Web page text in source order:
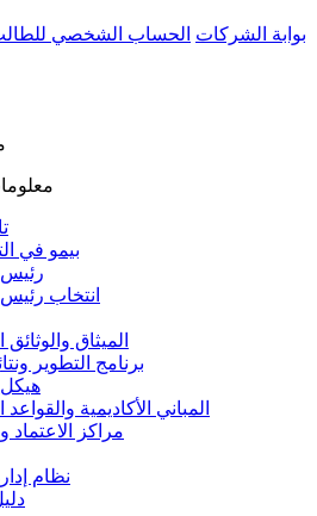
بوابة الشركات الحساب الشخصي
بيمو في
رئيس
انتخاب
الميثاق
برنامج التطوير
هيكل
المباني الأكاديمية
مراكز الاعتماد
نظام